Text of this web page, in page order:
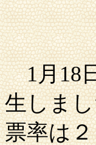
1月18日
生しま
票率は